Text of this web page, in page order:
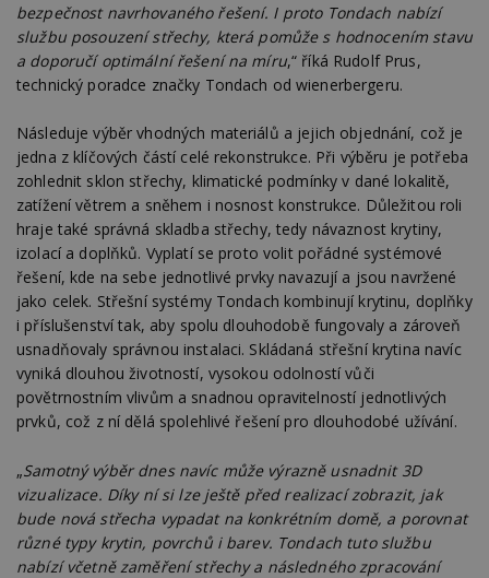
bezpečnost navrhovaného řešení. I proto Tondach nabízí
službu posouzení střechy, která pomůže s hodnocením stavu
a doporučí optimální řešení na míru,“ říká Rudolf Prus,
technický poradce značky Tondach od wienerbergeru.
Následuje výběr vhodných materiálů a jejich objednání, což je
jedna z klíčových částí celé rekonstrukce. Při výběru je potřeba
zohlednit sklon střechy, klimatické podmínky v dané lokalitě,
zatížení větrem a sněhem i nosnost konstrukce. Důležitou roli
hraje také správná skladba střechy, tedy návaznost krytiny,
izolací a doplňků. Vyplatí se proto volit pořádné systémové
řešení, kde na sebe jednotlivé prvky navazují a jsou navržené
jako celek. Střešní systémy Tondach kombinují krytinu, doplňky
i příslušenství tak, aby spolu dlouhodobě fungovaly a zároveň
usnadňovaly správnou instalaci. Skládaná střešní krytina navíc
vyniká dlouhou životností, vysokou odolností vůči
povětrnostním vlivům a snadnou opravitelností jednotlivých
prvků, což z ní dělá spolehlivé řešení pro dlouhodobé užívání.
„Samotný výběr dnes navíc může výrazně usnadnit 3D
vizualizace. Díky ní si lze ještě před realizací zobrazit, jak
bude nová střecha vypadat na konkrétním domě, a porovnat
různé typy krytin, povrchů i barev. Tondach tuto službu
nabízí včetně zaměření střechy a následného zpracování